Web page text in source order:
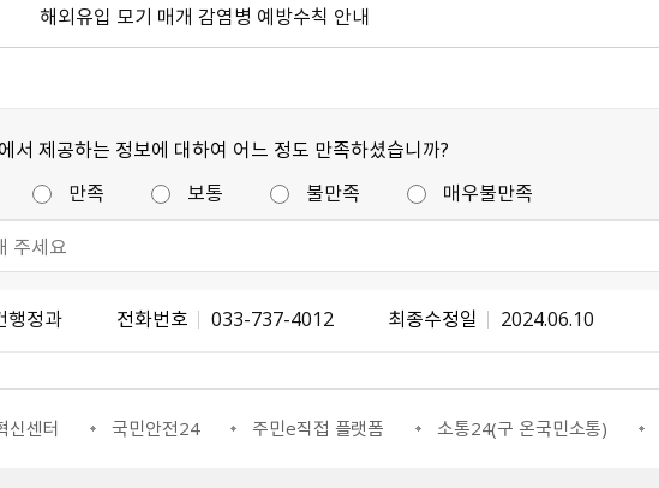
해외유입 모기 매개 감염병 예방수칙 안내
서 제공하는 정보에 대하여 어느 정도 만족하셨습니까?
만족 보통 불만족 매우불만족
행정과 전화번호 033-737-4012 최종수정일 2024.06.10
신센터 국민안전24 주민e직접 플랫폼 소통24(구 온국민소통)